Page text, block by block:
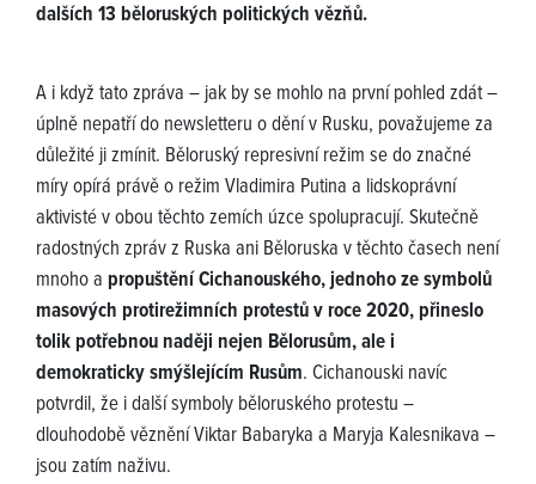
dalších 13 běloruských politických vězňů.
A i když tato zpráva – jak by se mohlo na první pohled zdát –
úplně nepatří do newsletteru o dění v Rusku, považujeme za
důležité ji zmínit. Běloruský represivní režim se do značné
míry opírá právě o režim Vladimira Putina a lidskoprávní
aktivisté v obou těchto zemích úzce spolupracují. Skutečně
radostných zpráv z Ruska ani Běloruska v těchto časech není
mnoho a propuštění Cichanouského, jednoho ze symbolů
masových protirežimních protestů v roce 2020, přineslo
tolik potřebnou naději nejen Bělorusům, ale i
demokraticky smýšlejícím Rusům. Cichanouski navíc
potvrdil, že i další symboly běloruského protestu –
dlouhodobě věznění Viktar Babaryka a Maryja Kalesnikava –
jsou zatím naživu.